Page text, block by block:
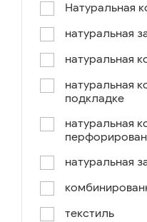
коричнево-
коричневый-
коричневый/
коричневый /
синий/черный
коричневый /
Натуральная
натуральная
натуральная
натуральная
подкладке
натуральная
натуральная
текстиль